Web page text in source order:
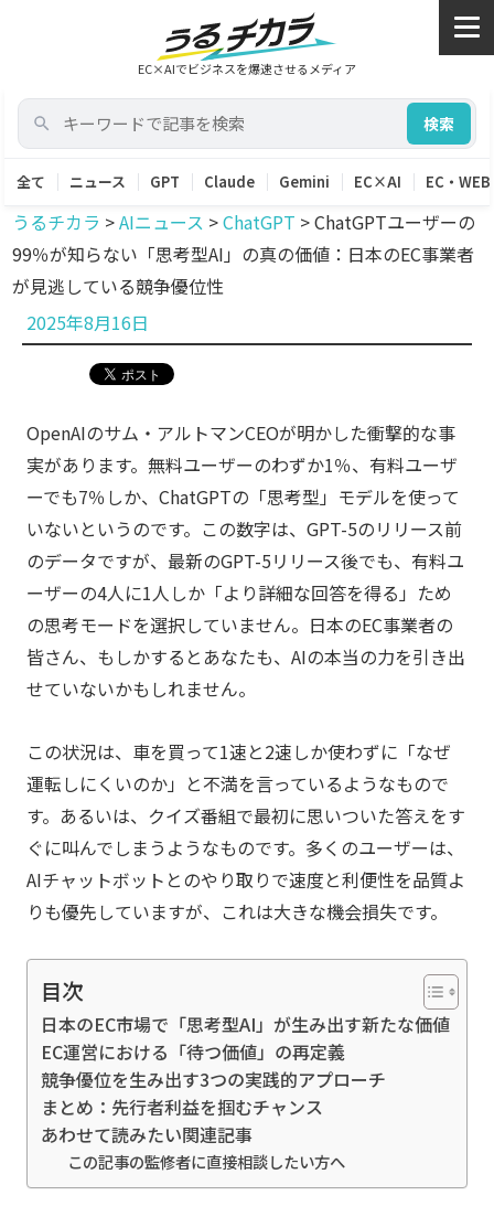
EC×AIでビジネスを爆速させるメディア
検索
全て ニュース GPT Claude Gemini EC×AI EC・WEB
うるチカラ >AIニュース >ChatGPT >ChatGPTユーザーの
99％が知らない「思考型AI」の真の価値：日本のEC事業者
が見逃している競争優位性
投
稿
2025年8月16日
OpenAIのサム・アルトマンCEOが明かした衝撃的な事
実があります。無料ユーザーのわずか1％、有料ユーザ
ーでも7％しか、ChatGPTの「思考型」モデルを使って
いないというのです。この数字は、GPT-5のリリース前
のデータですが、最新のGPT-5リリース後でも、有料ユ
ーザーの4人に1人しか「より詳細な回答を得る」ため
の思考モードを選択していません。日本のEC事業者の
皆さん、もしかするとあなたも、AIの本当の力を引き出
せていないかもしれません。
この状況は、車を買って1速と2速しか使わずに「なぜ
運転しにくいのか」と不満を言っているようなもので
す。あるいは、クイズ番組で最初に思いついた答えをす
ぐに叫んでしまうようなものです。多くのユーザーは、
AIチャットボットとのやり取りで速度と利便性を品質よ
りも優先していますが、これは大きな機会損失です。
目次
日本のEC市場で「思考型AI」が生み出す新たな価値
EC運営における「待つ価値」の再定義
競争優位を生み出す3つの実践的アプローチ
まとめ：先行者利益を掴むチャンス
あわせて読みたい関連記事
この記事の監修者に直接相談したい方へ